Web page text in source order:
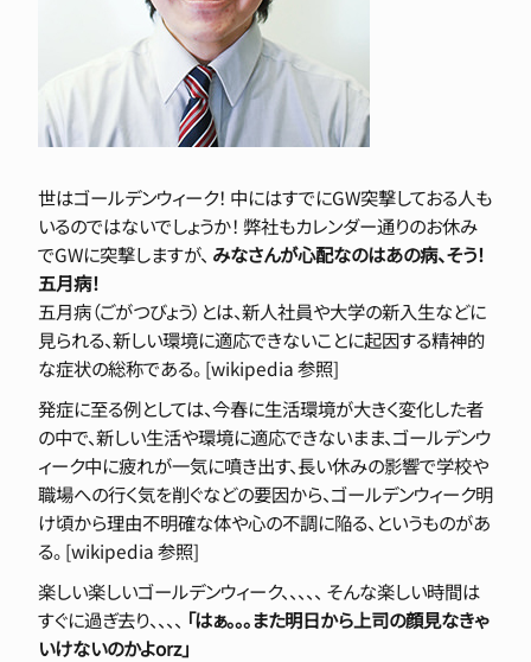
世はゴールデンウィーク！ 中にはすでにGW突撃しておる人も
いるのではないでしょうか！ 弊社もカレンダー通りのお休み
でGWに突撃しますが、 みなさんが心配なのはあの病、そう！
五月病！
五月病（ごがつびょう）とは、新人社員や大学の新入生などに
見られる、新しい環境に適応できないことに起因する精神的
な症状の総称である。 [wikipedia 参照]
発症に至る例としては、今春に生活環境が大きく変化した者
の中で、新しい生活や環境に適応できないまま、ゴールデンウ
ィーク中に疲れが一気に噴き出す、長い休みの影響で学校や
職場への行く気を削ぐなどの要因から、ゴールデンウィーク明
け頃から理由不明確な体や心の不調に陥る、というものがあ
る。 [wikipedia 参照]
楽しい楽しいゴールデンウィーク、、、、、 そんな楽しい時間は
すぐに過ぎ去り、、、、 「はぁ。。。また明日から上司の顔見なきゃ
いけないのかよorz」